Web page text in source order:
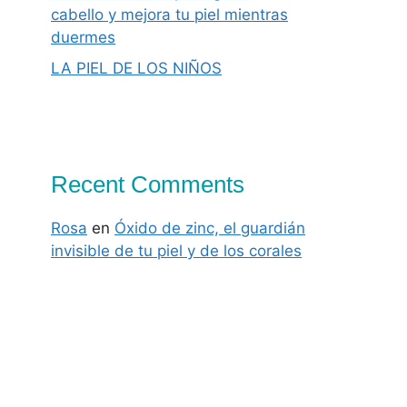
cabello y mejora tu piel mientras
duermes
LA PIEL DE LOS NIÑOS
Recent Comments
Rosa en Óxido de zinc, el guardián
invisible de tu piel y de los corales